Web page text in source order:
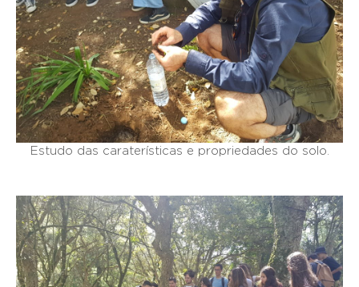
Estudo das caraterísticas e propriedades do solo.